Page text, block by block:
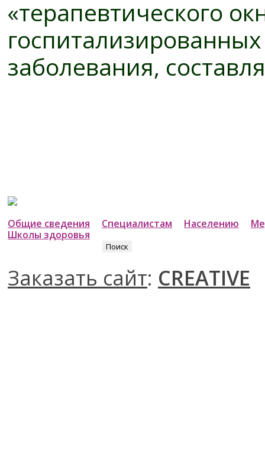
«терапевтического
заболевания,
Общие сведения Специалистам Населению
Школы здоровья
Заказать сайт: CREATIVE